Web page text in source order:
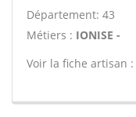
Département: 43
Métiers : IONISE -
Voir la fiche artisan :